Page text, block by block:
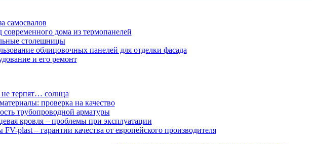
самосвалов
современного дома из термопанелей
столешницы
облицовочных панелей для отделки фасада
и его ремонт
терпят… солнца
проверка на качество
трубопроводной арматуры
кровля – проблемы при эксплуатации
FV-plast – гарантии качества от европейского производителя